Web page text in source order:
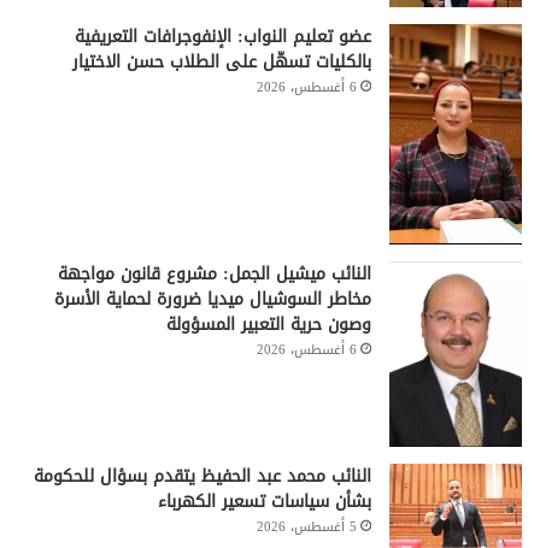
عضو تعليم النواب: الإنفوجرافات التعريفية
بالكليات تسهّل على الطلاب حسن الاختيار
6 أغسطس، 2026
النائب ميشيل الجمل: مشروع قانون مواجهة
مخاطر السوشيال ميديا ضرورة لحماية الأسرة
وصون حرية التعبير المسؤولة
6 أغسطس، 2026
النائب محمد عبد الحفيظ يتقدم بسؤال للحكومة
بشأن سياسات تسعير الكهرباء
5 أغسطس، 2026